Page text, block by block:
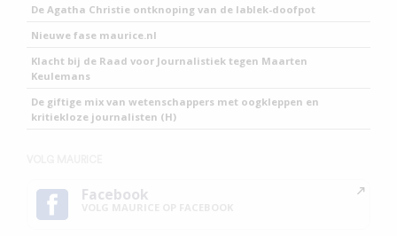
De Agatha Christie ontknoping van de lablek-doofpot
Nieuwe fase maurice.nl
Klacht bij de Raad voor Journalistiek tegen Maarten
Keulemans
De giftige mix van wetenschappers met oogkleppen en
kritiekloze journalisten (H)
Facebook